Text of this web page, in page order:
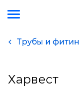
Трубы и
Харвест